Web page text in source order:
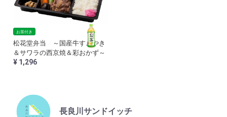
お茶付き
松花堂弁当 ～国産牛すきやき
＆サワラの西京焼＆彩おかず～
¥ 1,296
長良川サンドイッチ